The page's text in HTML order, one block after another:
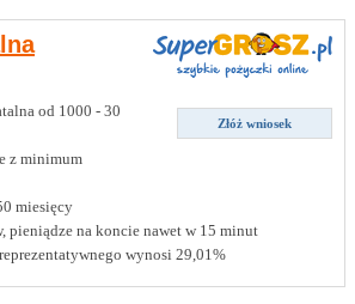
Złóż wniosek
od 1000 - 30
z minimum
miesięcy
pieniądze na koncie nawet w 15 minut
wynosi 29,01%